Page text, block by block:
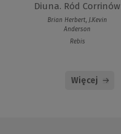
Diuna. Ród Corrinów
Brian Herbert, J.Kevin
Anderson
Rebis
Więcej